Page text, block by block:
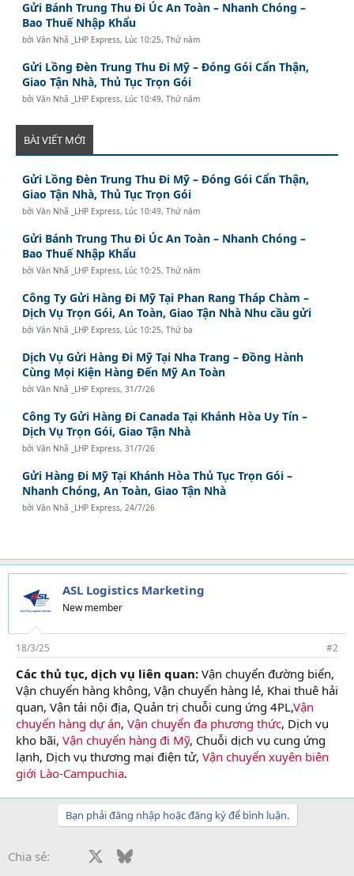
Gửi Bánh Trung Thu Đi Úc An Toàn – Nhanh Chóng –
Bao Thuế Nhập Khẩu
bởiVăn Nhã _LHP Express, Lúc 10:25, Thứ năm
Gửi Lồng Đèn Trung Thu Đi Mỹ – Đóng Gói Cẩn Thận,
Giao Tận Nhà, Thủ Tục Trọn Gói
bởiVăn Nhã _LHP Express, Lúc 10:49, Thứ năm
BÀI VIẾT MỚI
Gửi Lồng Đèn Trung Thu Đi Mỹ – Đóng Gói Cẩn Thận,
Giao Tận Nhà, Thủ Tục Trọn Gói
bởiVăn Nhã _LHP Express, Lúc 10:49, Thứ năm
Gửi Bánh Trung Thu Đi Úc An Toàn – Nhanh Chóng –
Bao Thuế Nhập Khẩu
bởiVăn Nhã _LHP Express, Lúc 10:25, Thứ năm
Công Ty Gửi Hàng Đi Mỹ Tại Phan Rang Tháp Chàm –
Dịch Vụ Trọn Gói, An Toàn, Giao Tận Nhà Nhu cầu gửi
bởiVăn Nhã _LHP Express, Lúc 10:25, Thứ ba
Dịch Vụ Gửi Hàng Đi Mỹ Tại Nha Trang – Đồng Hành
Cùng Mọi Kiện Hàng Đến Mỹ An Toàn
bởiVăn Nhã _LHP Express,31/7/26
Công Ty Gửi Hàng Đi Canada Tại Khánh Hòa Uy Tín –
Dịch Vụ Trọn Gói, Giao Tận Nhà
bởiVăn Nhã _LHP Express,31/7/26
Gửi Hàng Đi Mỹ Tại Khánh Hòa Thủ Tục Trọn Gói –
Nhanh Chóng, An Toàn, Giao Tận Nhà
bởiVăn Nhã _LHP Express, 24/7/26
ASL Logistics Marketing
New member
18/3/25 #2
Các thủ tục, dịch vụ liên quan: Vận chuyển đường biển,
Vận chuyển hàng không, Vận chuyển hàng lẻ, Khai thuê hải
quan, Vận tải nội địa, Quản trị chuỗi cung ứng 4PL,Vận
chuyển hàng dự án, Vận chuyển đa phương thức, Dịch vụ
kho bãi, Vận chuyển hàng đi Mỹ, Chuỗi dịch vụ cung ứng
lạnh, Dịch vụ thương mại điện tử, Vận chuyển xuyên biên
giới Lào-Campuchia.
Bạn phải đăng nhập hoặc đăng ký để bình luận.
Chia sẻ: Facebook Bluesky